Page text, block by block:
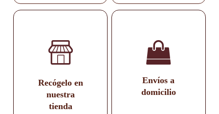
Recógelo en
nuestra
tienda
Envíos a
domicilio